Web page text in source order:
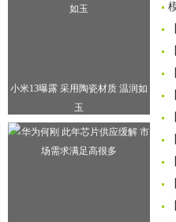
小米13曝露 采用陶瓷材质 温润如
玉